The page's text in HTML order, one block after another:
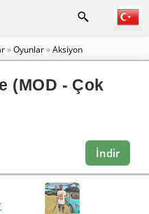
»Oyunlar»Aksiyon
(MOD - Çok
İndir